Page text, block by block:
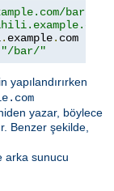
bar/"
. example. com
"/bar/"
yapılandırırken
yazar, böylece
Benzer şekilde,
arka sunucu